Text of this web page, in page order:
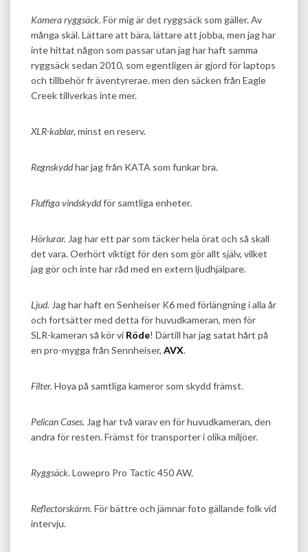
Kamera ryggsäck. För mig är det ryggsäck som gäller. Av
många skäl. Lättare att bära, lättare att jobba, men jag har
inte hittat någon som passar utan jag har haft samma
ryggsäck sedan 2010, som egentligen är gjord för laptops
och tillbehör fr äventyrerae. men den säcken från Eagle
Creek tillverkas inte mer.
XLR-kablar, minst en reserv.
Regnskyddhar jag från KATA som funkar bra.
Fluffiga vindskyddför samtliga enheter.
Hörlurar. Jag har ett par som täcker hela örat och så skall
det vara. Oerhört viktigt för den som gör allt själv, vilket
jag gör och inte har råd med en extern ljudhjälpare.
Ljud. Jag har haft en Senheiser K6 med förlängning i alla år
och fortsätter med detta för huvudkameran, men för
SLR-kameran så kör vi Röde! Därtill har jag satat hårt på
en pro-mygga från Sennheiser, AVX.
Filter. Hoya på samtliga kameror som skydd främst.
Pelican Cases. Jag har två varav en för huvudkameran, den
andra för resten. Främst för transporter i olika miljöer.
Ryggsäck. Lowepro Pro Tactic 450 AW.
Reflectorskärm. För bättre och jämnar foto gällande folk vid
intervju.